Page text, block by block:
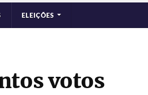
ELEIÇÕES
votos